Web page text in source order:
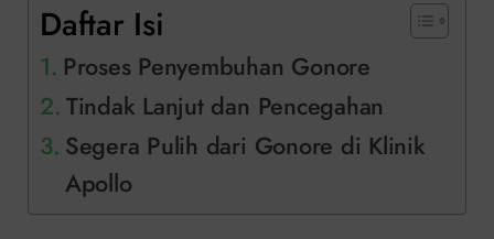
Daftar Isi
Proses Penyembuhan Gonore
Tindak Lanjut dan Pencegahan
Segera Pulih dari Gonore di Klinik
Apollo